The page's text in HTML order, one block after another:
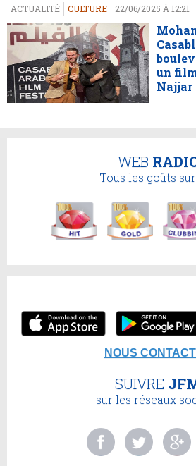
ACTUALITÉ CULTURE 22/06/2025 À 12:21
un
Najjar
WEB
Tous les goûts
NOUS
SUIVRE
sur les réseaux